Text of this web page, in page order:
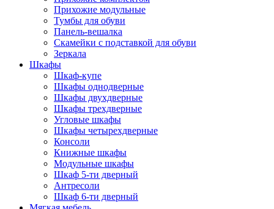
Прихожие модульные
Тумбы для обуви
Панель-вешалка
Скамейки с подставкой для обуви
Зеркала
Шкафы
Шкаф-купе
Шкафы однодверные
Шкафы двухдверные
Шкафы трехдверные
Угловые шкафы
Шкафы четырехдверные
Консоли
Книжные шкафы
Модульные шкафы
Шкаф 5-ти дверный
Антресоли
Шкаф 6-ти дверный